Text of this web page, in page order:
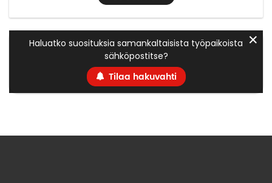
Haluatko suosituksia samankaltaisista työpaikoista
sähköpostitse?
Tilaa hakuvahti
✕